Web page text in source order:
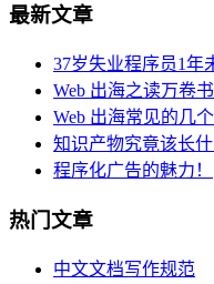
最新文章
37岁失业程序员1年
Web 出海之读万卷
Web 出海常见的几
知识产物究竟该长
程序化广告的魅力！
热门文章
中文文档写作规范